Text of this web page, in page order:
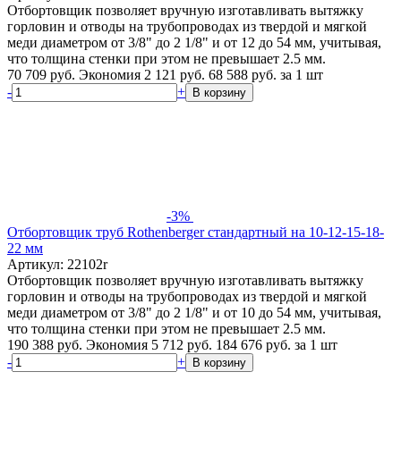
Отбортовщик позволяет вручную изготавливать вытяжку
горловин и отводы на трубопроводах из твердой и мягкой
меди диаметром от 3/8" до 2 1/8" и от 12 до 54 мм, учитывая,
что толщина стенки при этом не превышает 2.5 мм.
70 709 руб. Экономия 2 121 руб. 68 588 руб. за 1 шт
-
+ В корзину
-3%
Отбортовщик труб Rothenberger стандартный на 10-12-15-18-
22 мм
Артикул: 22102r
Отбортовщик позволяет вручную изготавливать вытяжку
горловин и отводы на трубопроводах из твердой и мягкой
меди диаметром от 3/8" до 2 1/8" и от 10 до 54 мм, учитывая,
что толщина стенки при этом не превышает 2.5 мм.
190 388 руб. Экономия 5 712 руб. 184 676 руб. за 1 шт
-
+ В корзину